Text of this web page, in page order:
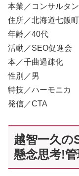
本業／コンサルタ
住所／北海道七飯町
年齢／40代
活動／SEO促進会
本／千曲過疎化
性別／男
特技／ハーモニカ
発信／CTA
越智一久の
懸念思考!